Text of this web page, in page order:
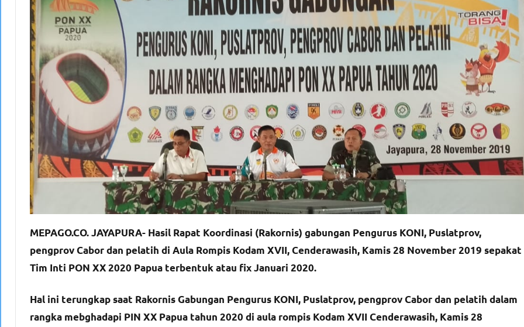
MEPAGO.CO. JAYAPURA- Hasil Rapat Koordinasi (Rakornis) gabungan Pengurus KONI, Puslatprov,
pengprov Cabor dan pelatih di Aula Rompis Kodam XVII, Cenderawasih, Kamis 28 November 2019 sepakat
Tim Inti PON XX 2020 Papua terbentuk atau fix Januari 2020.
Hal ini terungkap saat Rakornis Gabungan Pengurus KONI, Puslatprov, pengprov Cabor dan pelatih dalam
rangka mebghadapi PIN XX Papua tahun 2020 di aula rompis Kodam XVII Cenderawasih, Kamis 28